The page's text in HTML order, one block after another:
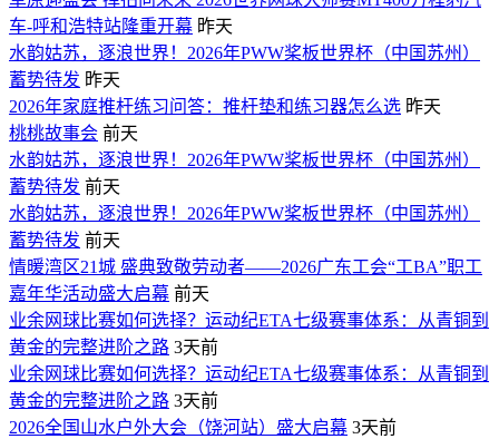
车-呼和浩特站隆重开幕 昨天
水韵姑苏，逐浪世界！2026年PWW桨板世界杯（中国苏州）
蓄势待发 昨天
2026年家庭推杆练习问答：推杆垫和练习器怎么选 昨天
桃桃故事会 前天
水韵姑苏，逐浪世界！2026年PWW桨板世界杯（中国苏州）
蓄势待发 前天
水韵姑苏，逐浪世界！2026年PWW桨板世界杯（中国苏州）
蓄势待发 前天
情暖湾区21城 盛典致敬劳动者——2026广东工会“工BA”职工
嘉年华活动盛大启幕 前天
业余网球比赛如何选择？运动纪ETA七级赛事体系：从青铜到
黄金的完整进阶之路 3天前
业余网球比赛如何选择？运动纪ETA七级赛事体系：从青铜到
黄金的完整进阶之路 3天前
2026全国山水户外大会（饶河站）盛大启幕 3天前